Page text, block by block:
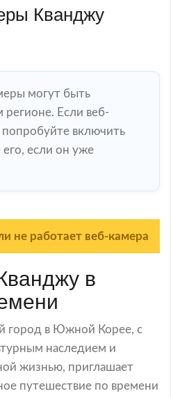
Кванджу
могут быть
Если веб-
попробуйте включить
если он уже
не работает веб-камера
в
город в Южной Корее, с
наследием и
жизнью, приглашает
путешествие по времени